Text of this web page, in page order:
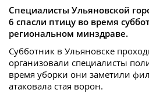
Специалисты Ульяновской
6 спасли птицу во время
региональном минздраве.
Субботник в Ульяновске
организовали специалисты
время уборки они заметили
атаковала стая ворон.